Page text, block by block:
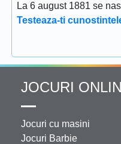
La 6 august 1881 se
Testeaza-ti
JOCURI
Jocuri cu masini
Jocuri Barbie